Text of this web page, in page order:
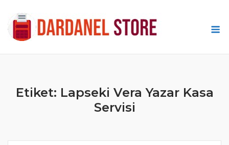
content
Etiket: Lapseki Vera Yazar Kasa
Servisi